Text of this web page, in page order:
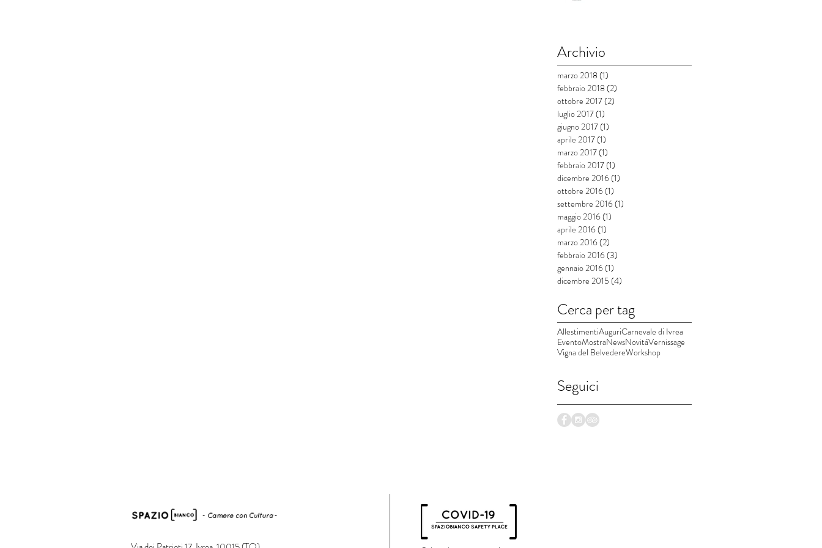
Archivio
marzo 2018(1)
febbraio 2018(2)
ottobre 2017(2)
luglio 2017(1)
giugno 2017(1)
aprile 2017(1)
marzo 2017(1)
febbraio 2017(1)
dicembre 2016(1)
ottobre 2016(1)
settembre 2016(1)
maggio 2016(1)
aprile 2016(1)
marzo 2016(2)
febbraio 2016(3)
gennaio 2016(1)
dicembre 2015 (4)
Cerca per tag
AllestimentiAuguriCarnevale di Ivrea
EventoMostraNewsNovitàVernissage
Vigna del BelvedereWorkshop
Seguici